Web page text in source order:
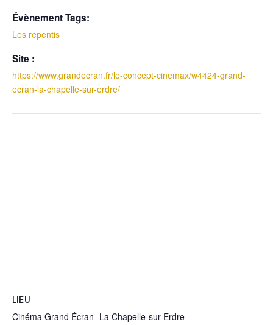
Évènement Tags:
Les repentis
Site :
https://www.grandecran.fr/le-concept-cinemax/w4424-grand-
ecran-la-chapelle-sur-erdre/
LIEU
Cinéma Grand Écran -La Chapelle-sur-Erdre